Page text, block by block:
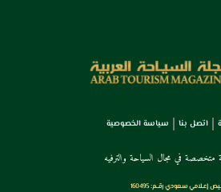
اتصل بنا سياسة الخصوصية
متخصصة في مجال السياحة والترفيه
إعـلامي سـعودي رقــم: 160495